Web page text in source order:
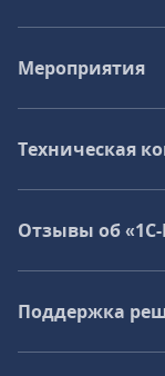
Мероприятия
Техническая
Отзывы об «1С-
Поддержка